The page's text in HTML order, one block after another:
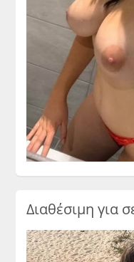
Διαθέσιμη για